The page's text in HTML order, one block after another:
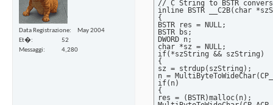
Data Registrazione
May 2004
Et�
52
Messaggi
4,280
// C String to BSTR
inline BSTR __C2B(char
{
BSTR res = NULL;
BSTR bs;
DWORD n;
char *sz = NULL;
if(*szString && szString)
{
sz = strdup(szString);
n =
if(n)
{
res = (BSTR)malloc(n);